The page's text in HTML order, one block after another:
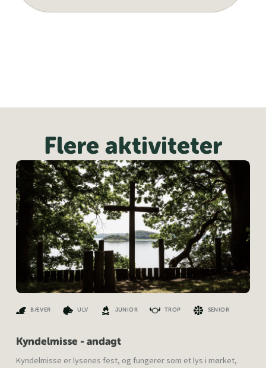
Flere aktiviteter
BÆVER ULV JUNIOR TROP SENIOR
Kyndelmisse - andagt
Kyndelmisse er lysenes fest, og fungerer som et lys i mørket,